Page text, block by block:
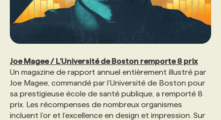
Joe Magee / L’Université de Boston remporte 8 prix
Un magazine de rapport annuel entièrement illustré par
Joe Magee, commandé par l’Université de Boston pour
sa prestigieuse école de santé publique, a remporté 8
prix. Les récompenses de nombreux organismes
incluent l’or et l’excellence en design et impression. Sur